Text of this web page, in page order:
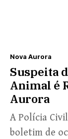
Nova Aurora
Suspeita
Animal é
Aurora
A Polícia
boletim de